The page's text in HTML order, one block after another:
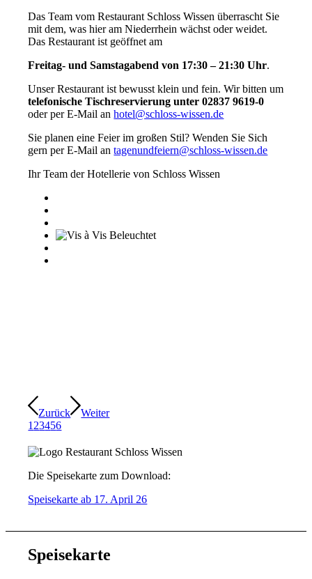
Das Team vom Restaurant Schloss Wissen überrascht Sie
mit dem, was hier am Niederrhein wächst oder weidet.
Das Restaurant ist geöffnet am
Freitag- und Samstagabend von 17:30 – 21:30 Uhr.
Unser Restaurant ist bewusst klein und fein. Wir bitten um
telefonische Tischreservierung unter 02837 9619-0
oder per E-Mail anhotel@schloss-wissen.de
Sie planen eine Feier im großen Stil? Wenden Sie Sich
gern per E-Mail antagenundfeiern@schloss-wissen.de
Ihr Team der Hotellerie von Schloss Wissen
Zurück
Weiter
1 23456
Die Speisekarte zum Download:
Speisekarte ab 17. April 26
Speisekarte